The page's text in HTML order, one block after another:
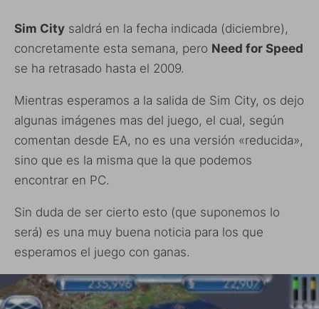
Sim City saldrá en la fecha indicada (diciembre),
concretamente esta semana, pero Need for Speed
se ha retrasado hasta el 2009.
Mientras esperamos a la salida de Sim City, os dejo
algunas imágenes mas del juego, el cual, según
comentan desde EA, no es una versión «reducida»,
sino que es la misma que la que podemos
encontrar en PC.
Sin duda de ser cierto esto (que suponemos lo
será) es una muy buena noticia para los que
esperamos el juego con ganas.